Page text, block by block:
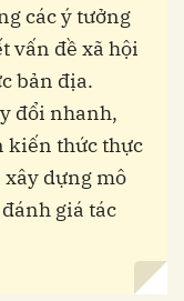
các ý tưởng
vấn đề xã hội
bản địa.
đổi nhanh,
kiến thức thực
dựng mô
giá tác